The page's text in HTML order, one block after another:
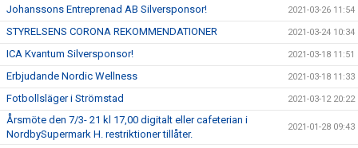
Johanssons Entreprenad AB Silversponsor! 2021-03-26 11:54
STYRELSENS CORONA REKOMMENDATIONER 2021-03-24 10:34
ICA Kvantum Silversponsor! 2021-03-18 11:51
Erbjudande Nordic Wellness 2021-03-18 11:33
Fotbollsläger i Strömstad 2021-03-12 20:22
Årsmöte den 7/3- 21 kl 17,00 digitalt eller cafeterian i
NordbySupermark H. restriktioner tillåter.
2021-01-28 09:43